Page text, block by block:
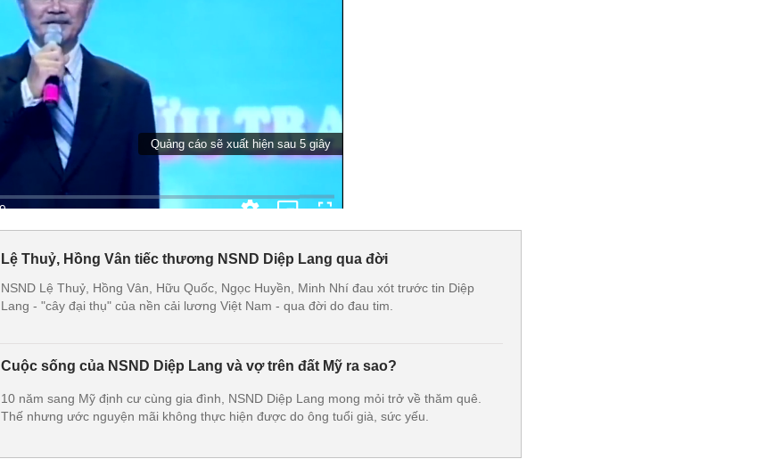
Lệ Thuỷ, Hồng Vân tiếc thương NSND Diệp Lang qua đời
NSND Lệ Thuỷ, Hồng Vân, Hữu Quốc, Ngọc Huyền, Minh Nhí đau xót trước tin Diệp
Lang - "cây đại thụ" của nền cải lương Việt Nam - qua đời do đau tim.
Cuộc sống của NSND Diệp Lang và vợ trên đất Mỹ ra sao?
10 năm sang Mỹ định cư cùng gia đình, NSND Diệp Lang mong mỏi trở về thăm quê.
Thế nhưng ước nguyện mãi không thực hiện được do ông tuổi già, sức yếu.